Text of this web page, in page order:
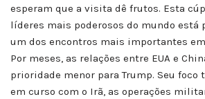
esperam que a visita dê frutos. Esta
líderes mais poderosos do mundo está
um dos encontros mais importantes
Por meses, as relações entre EUA e
prioridade menor para Trump. Seu foco
em curso com o Irã, as operações